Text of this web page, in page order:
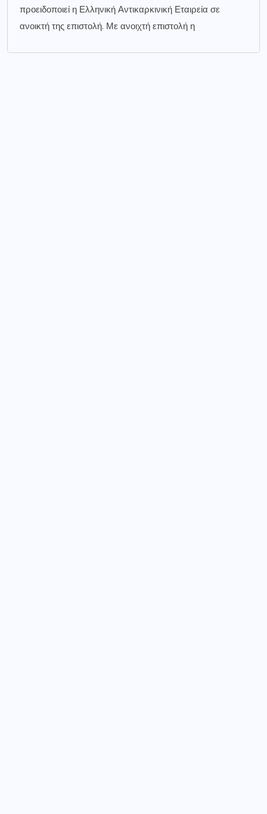
προειδοποιεί η Ελληνική Αντικαρκινική Εταιρεία σε
ανοικτή της επιστολή. Με ανοιχτή επιστολή η